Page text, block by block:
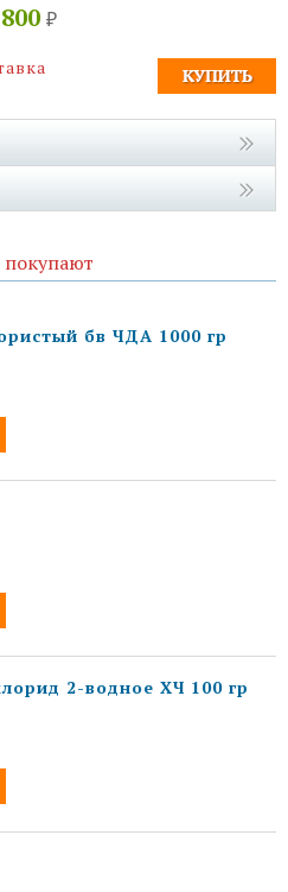
₽
бв ЧДА 1000 гр
2-водное ХЧ 100 гр